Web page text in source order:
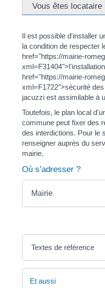
Vous êtes locataire
Il est possible d'installer
la condition de respecter
href="https://mairie-
href="https://mairie-
xml=F1722">sécurité
jacuzzi est assimilable à
Toutefois, le plan local
commune peut fixer des
des interdictions. Pour le
renseigner auprès du
mairie.
Où s’adresser ?
Mairie
Textes de référence
Et aussi